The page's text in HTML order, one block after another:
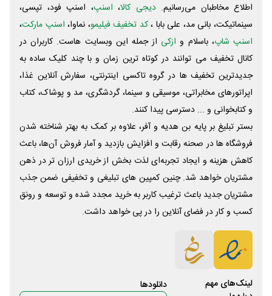
اطلاع مخاطبان می‌رسانیم. دیجی کالا، اسنپ، اسنپ فود، تپسی،
سینماتیکت، بانی مد، علی‌ بابا ،کد تخفیف فیلیمو، نماوا، اسنپ مارکت،
اسنپ شاپ، باسلام و ازکی از جمله این وبسایت ‌هاست. کاربران در
کانال تخفیف می توانند در کوتاه ترین زمان و با چند کلیک ساده به
جدیدترین تخفیف ها در گروه تاکسی اینترنتی، سفارش آنلاین غذا،
اپراتورهای مخابراتی، موسیقی و سینما، گردشگری، مد و پوشاک، کتاب
و کتابخوانی و ... دسترسی پیدا کنند.
بستر تبلیغ بر پایه بن هدیه و آفر، علاوه بر کمک به بهتر شناخته شدن
فروشگاه ها در صحنه رقابت و افزایش بازدید و آمار فروش آن‌ها، باعث
کاهش هزینه و ایجاد تجربه‌ای لذت بخش از خریدی ارزان تر در ذهن
مشتریان خواهد شد. چنین کمپین های تبلیغی و تخفیفی ضمن جذب
مشتریان جدید باعث ترغیب کاربر به خرید مجدد شده و توسعه و رونق
کسب و کار در فضای آنلاین را در پی خواهد داشت.
لینک‌های مهم دانلود‌ها